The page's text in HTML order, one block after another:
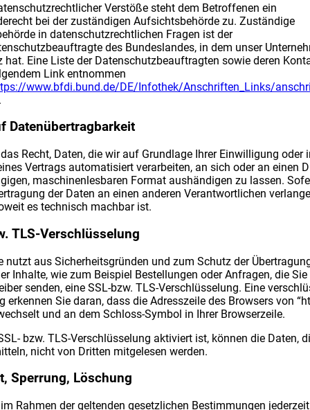
Verstöße steht dem Betroffenen ein
bei der zuständigen Aufsichtsbehörde zu. Zuständige
in datenschutzrechtlichen Fragen ist der
des Bundeslandes, in dem unser
hat. Eine Liste der Datenschutzbeauftragten sowie deren
Link entnommen
www.bfdi.bund.de/DE/Infothek/Anschriften_Links/
Datenübertragbarkeit
Recht, Daten, die wir auf Grundlage Ihrer Einwilligung oder
Vertrags automatisiert verarbeiten, an sich oder an einen
maschinenlesbaren Format aushändigen zu lassen.
der Daten an einen anderen Verantwortlichen
es technisch machbar ist.
TLS-Verschlüsselung
nutzt aus Sicherheitsgründen und zum Schutz der
Inhalte, wie zum Beispiel Bestellungen oder Anfragen, die
senden, eine SSL-bzw. TLS-Verschlüsselung. Eine
erkennen Sie daran, dass die Adresszeile des Browsers von
und an dem Schloss-Symbol in Ihrer Browserzeile.
bzw. TLS-Verschlüsselung aktiviert ist, können die Daten,
nicht von Dritten mitgelesen werden.
Sperrung, Löschung
Rahmen der geltenden gesetzlichen Bestimmungen